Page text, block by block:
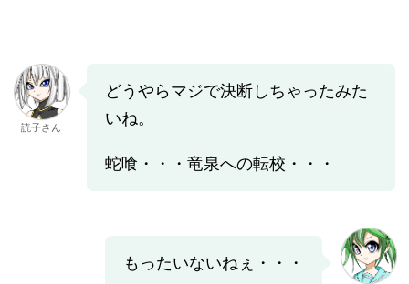
読子さん
どうやらマジで決断しちゃったみた
いね。
蛇喰・・・竜泉への転校・・・
もったいないねぇ・・・